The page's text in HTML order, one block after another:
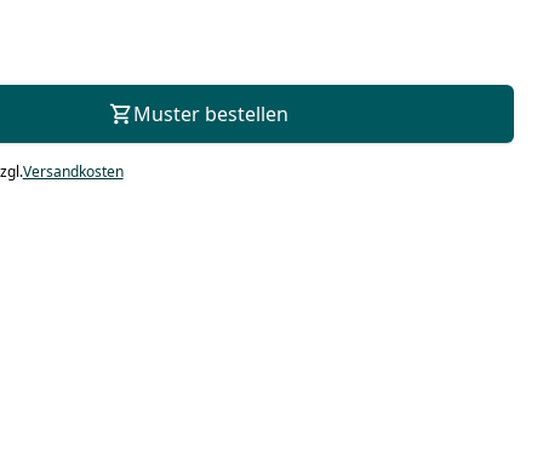
Muster bestellen
Versandkosten